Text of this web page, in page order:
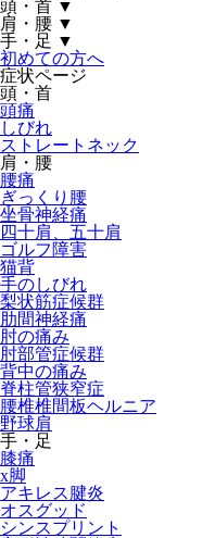
頭・首 ▼
肩・腰 ▼
手・足 ▼
初めての方へ
症状ページ
頭・首
頭痛
しびれ
ストレートネック
肩・腰
腰痛
ぎっくり腰
坐骨神経痛
四十肩、五十肩
ゴルフ障害
猫背
手のしびれ
梨状筋症候群
肋間神経痛
肘の痛み
肘部管症候群
背中の痛み
脊柱管狭窄症
腰椎椎間板ヘルニア
野球肩
手・足
膝痛
x脚
アキレス腱炎
オスグッド
シンスプリント